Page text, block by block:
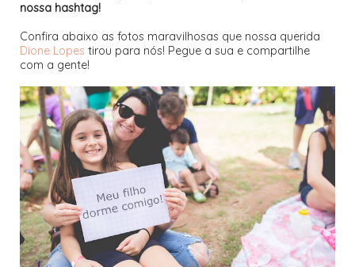
nossa hashtag!
Confira abaixo as fotos maravilhosas que nossa querida
Dione Lopes tirou para nós! Pegue a sua e compartilhe
com a gente!